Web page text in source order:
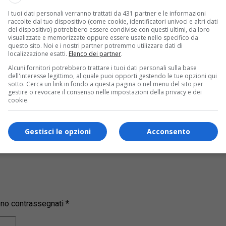
che vuol dire negozi di nuovo aperti –
riguarderanno il 50% degli studenti. Ancora chiusi bar
questa mattina,come riporta Prima Novara
,
ed Emilia Romagna) e che l’ordinanza sarà firmata a ore.
la nostrapagina Facebook
contrassegnati *
I tuoi dati personali verranno trattati da 431 partner e le informazioni
raccolte dal tuo dispositivo (come cookie, identificatori univoci e altri dati
del dispositivo) potrebbero essere condivise con questi ultimi, da loro
visualizzate e memorizzate oppure essere usate nello specifico da
questo sito. Noi e i nostri partner potremmo utilizzare dati di
localizzazione esatti. Elenco dei partner.
Alcuni fornitori potrebbero trattare i tuoi dati personali sulla base
dell'interesse legittimo, al quale puoi opporti gestendo le tue opzioni qui
sotto. Cerca un link in fondo a questa pagina o nel menu del sito per
gestire o revocare il consenso nelle impostazioni della privacy e dei
cookie.
Acconsento
Gestisci le opzioni